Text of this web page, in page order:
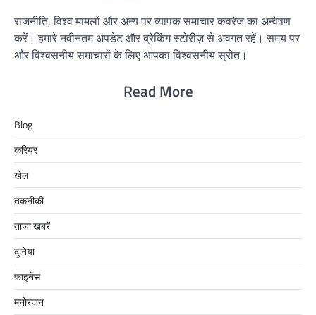
राजनीति, विश्व मामलों और अन्य पर व्यापक समाचार कवरेज का अन्वेषण
करें। हमारे नवीनतम अपडेट और ब्रेकिंग स्टोरीज़ से अवगत रहें। समय पर
और विश्वसनीय समाचारों के लिए आपका विश्वसनीय स्रोत।
Read More
Blog
करियर
खेल
तकनीकी
ताजा खबरें
दुनिया
फाइनेंस
मनोरंजन